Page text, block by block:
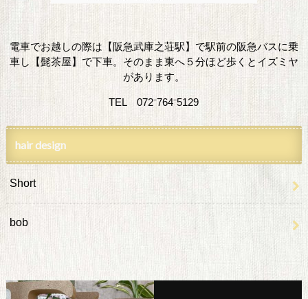
電車でお越しの際は【阪急武庫之荘駅】で駅前の阪急バスに乗
車し【髭茶屋】で下車。そのまま東へ５分ほど歩くとイズミヤ
があります。
TEL 072⁻764⁻5129
hair design
Short
bob